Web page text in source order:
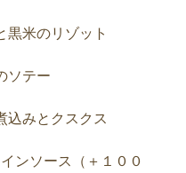
米のリゾット
ソテー
みとクスクス
ンソース（＋１００